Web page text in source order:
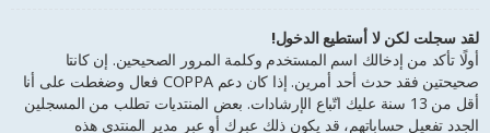
لقد سجلت لكن لا أستطيع الدخول!
أولًا تأكد من إدخالك اسم المستخدم وكلمة المرور الصحيحين. إن كانتا
صحيحتين فقد حدث أحد أمرين. إذا كان دعم COPPA فعال وضغطت على أنا
أقل من 13 سنة عليك اتّباع الإرشادات. بعض المنتديات تطلب من المسجلين
الجدد تفعيل حساباتهم، قد يكون ذلك عبرك أو عبر مدير المنتدى هذه